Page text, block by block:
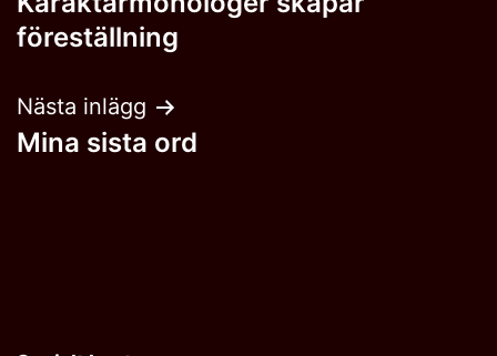
föreställning
Nästa inlägg
Mina sista ord